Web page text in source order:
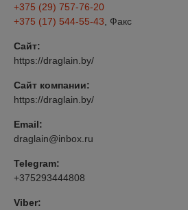
+375 (29) 757-76-20
+375 (17) 544-55-43 , Факс
Сайт:
https://draglain.by/
Сайт компании:
https://draglain.by/
Email:
draglain@inbox.ru
Telegram:
+375293444808
Viber: